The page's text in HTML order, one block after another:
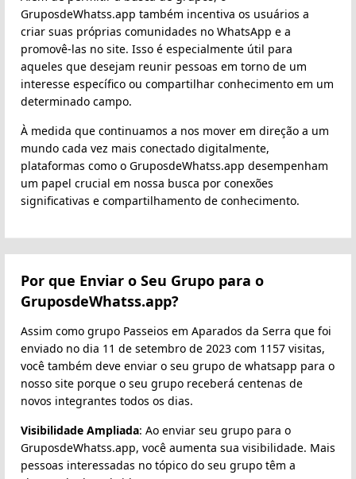
GruposdeWhatss.app também incentiva os usuários a
criar suas próprias comunidades no WhatsApp e a
promovê-las no site. Isso é especialmente útil para
aqueles que desejam reunir pessoas em torno de um
interesse específico ou compartilhar conhecimento em um
determinado campo.
À medida que continuamos a nos mover em direção a um
mundo cada vez mais conectado digitalmente,
plataformas como o GruposdeWhatss.app desempenham
um papel crucial em nossa busca por conexões
significativas e compartilhamento de conhecimento.
Por que Enviar o Seu Grupo para o
GruposdeWhatss.app?
Assim como grupo Passeios em Aparados da Serra que foi
enviado no dia 11 de setembro de 2023 com 1157 visitas,
você também deve enviar o seu grupo de whatsapp para o
nosso site porque o seu grupo receberá centenas de
novos integrantes todos os dias.
Visibilidade Ampliada: Ao enviar seu grupo para o
GruposdeWhatss.app, você aumenta sua visibilidade. Mais
pessoas interessadas no tópico do seu grupo têm a